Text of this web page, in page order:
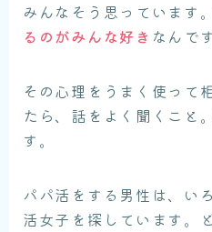
みんなそう思っています
るのがみんな好き なんで
その心理をうまく使って
たら、話をよく聞くこと
す。
パパ活をする男性は、い
活女子を探しています。